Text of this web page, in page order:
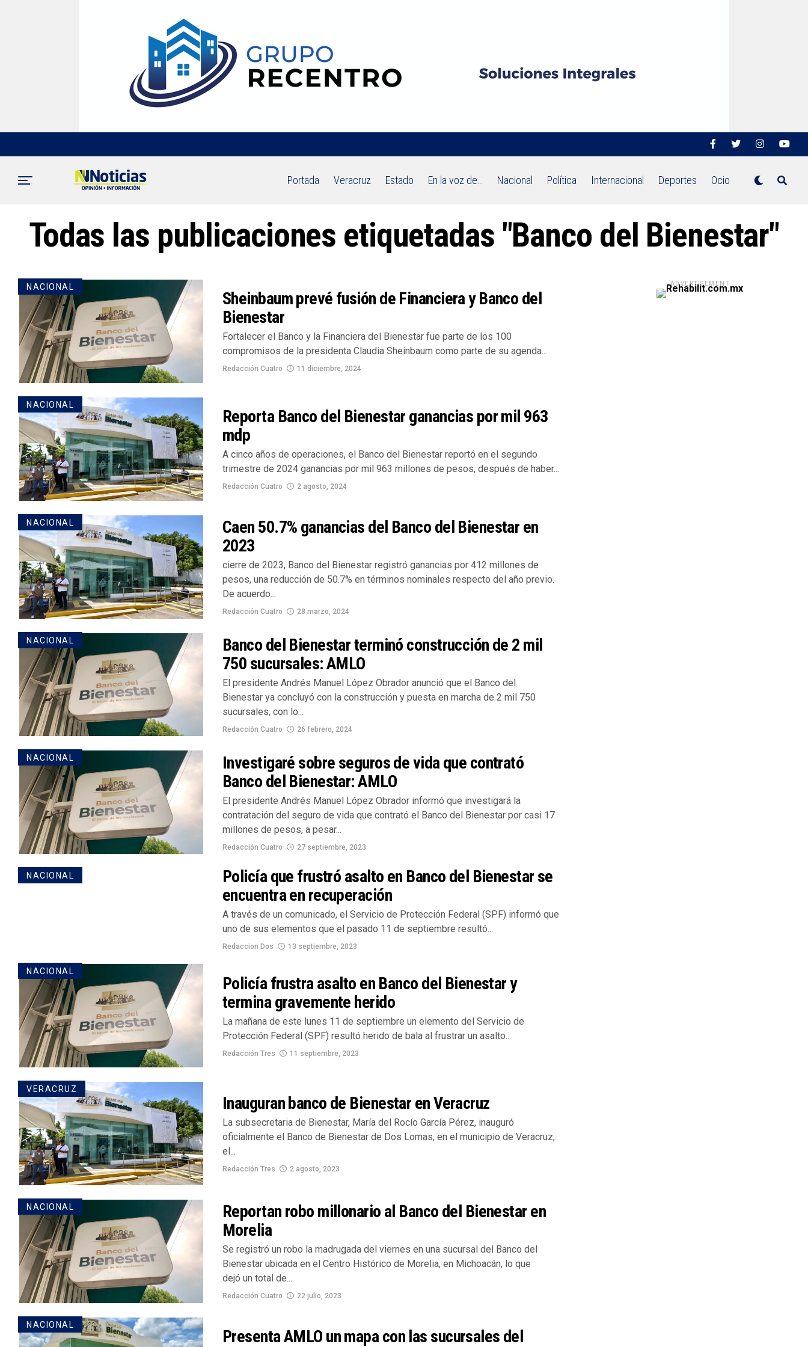
Portada Veracruz Estado En la voz de… Nacional Política Internacional Deportes Ocio
Todas las publicaciones etiquetadas "Banco del Bienestar"
NACIONAL
Sheinbaum prevé fusión de Financiera y Banco del
Bienestar
Fortalecer el Banco y la Financiera del Bienestar fue parte de los 100
compromisos de la presidenta Claudia Sheinbaum como parte de su agenda...
Redacción Cuatro 11 diciembre, 2024
NACIONAL
Reporta Banco del Bienestar ganancias por mil 963
mdp
A cinco años de operaciones, el Banco del Bienestar reportó en el segundo
trimestre de 2024 ganancias por mil 963 millones de pesos, después de haber...
Redacción Cuatro 2 agosto, 2024
NACIONAL
Caen 50.7% ganancias del Banco del Bienestar en
2023
cierre de 2023, Banco del Bienestar registró ganancias por 412 millones de
pesos, una reducción de 50.7% en términos nominales respecto del año previo.
De acuerdo...
Redacción Cuatro 28 marzo, 2024
NACIONAL
Banco del Bienestar terminó construcción de 2 mil
750 sucursales: AMLO
El presidente Andrés Manuel López Obrador anunció que el Banco del
Bienestar ya concluyó con la construcción y puesta en marcha de 2 mil 750
sucursales, con lo...
Redacción Cuatro 26 febrero, 2024
NACIONAL
Investigaré sobre seguros de vida que contrató
Banco del Bienestar: AMLO
El presidente Andrés Manuel López Obrador informó que investigará la
contratación del seguro de vida que contrató el Banco del Bienestar por casi 17
millones de pesos, a pesar...
Redacción Cuatro 27 septiembre, 2023
NACIONAL
Policía que frustró asalto en Banco del Bienestar se
encuentra en recuperación
A través de un comunicado, el Servicio de Protección Federal (SPF) informó que
uno de sus elementos que el pasado 11 de septiembre resultó...
Redaccion Dos 13 septiembre, 2023
NACIONAL
Policía frustra asalto en Banco del Bienestar y
termina gravemente herido
La mañana de este lunes 11 de septiembre un elemento del Servicio de
Protección Federal (SPF) resultó herido de bala al frustrar un asalto...
Redacción Tres 11 septiembre, 2023
VERACRUZ
Inauguran banco de Bienestar en Veracruz
La subsecretaria de Bienestar, María del Rocío García Pérez, inauguró
oficialmente el Banco de Bienestar de Dos Lomas, en el municipio de Veracruz,
el...
Redacción Tres 2 agosto, 2023
NACIONAL
Reportan robo millonario al Banco del Bienestar en
Morelia
Se registró un robo la madrugada del viernes en una sucursal del Banco del
Bienestar ubicada en el Centro Histórico de Morelia, en Michoacán, lo que
dejó un total de...
Redacción Cuatro 22 julio, 2023
NACIONAL
Presenta AMLO un mapa con las sucursales del
ADVERTISEMENT